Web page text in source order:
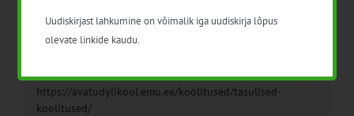
Sündmus kategooria:
Loomakasvatus
Koduleht:
https://avatudylikool.emu.ee/koolitused/tasulised-
koolitused/
Uudiskirjast lahkumine on võimalik iga uudiskirja lõpus
olevate linkide kaudu.